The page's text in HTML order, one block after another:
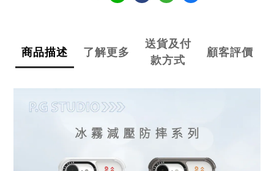
商品描述 了解更多
送貨及付
款方式
顧客評價